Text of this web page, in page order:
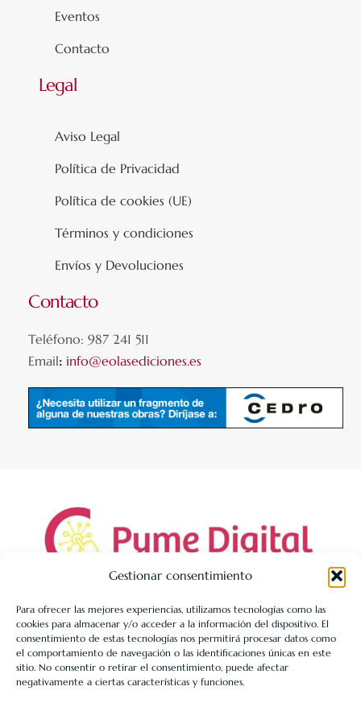
Gestionar consentimiento
Para ofrecer las mejores experiencias, utilizamos tecnologías como las
cookies para almacenar y/o acceder a la información del dispositivo. El
consentimiento de estas tecnologías nos permitirá procesar datos como
el comportamiento de navegación o las identificaciones únicas en este
sitio. No consentir o retirar el consentimiento, puede afectar
negativamente a ciertas características y funciones.
Eventos
Contacto
Legal
Aviso Legal
Política de Privacidad
Política de cookies (UE)
Términos y condiciones
Envíos y Devoluciones
Contacto
Teléfono: 987 241 511
Email: info@eolasediciones.es
LIBRERÍA UNIVERSITARIA LEÓN 1980 SLL ha sido beneficiaria
de Fondos Europeos, cuyo objetivo es la mejora de la
competitividad de las PYMES, y gracias al cual ha puesto en
marcha un Plan de Acción con el objetivo de reforzar la